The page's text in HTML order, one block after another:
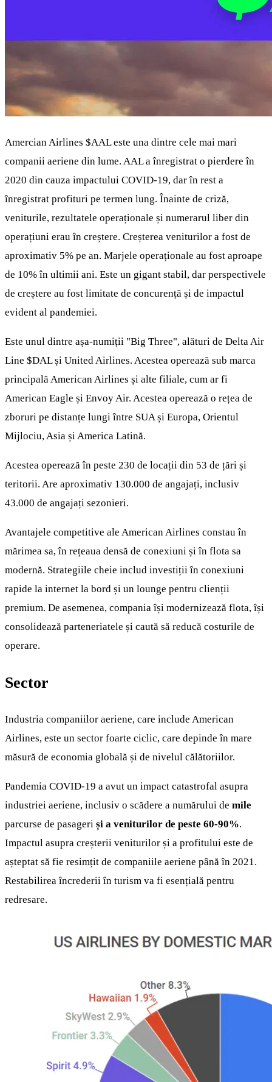
Amercian Airlines $AALeste una dintre cele mai mari
companii aeriene din lume. AAL a înregistrat o pierdere în
2020 din cauza impactului COVID-19, dar în rest a
înregistrat profituri pe termen lung. Înainte de criză,
veniturile, rezultatele operaționale și numerarul liber din
operațiuni erau în creștere. Creșterea veniturilor a fost de
aproximativ 5% pe an. Marjele operaționale au fost aproape
de 10% în ultimii ani. Este un gigant stabil, dar perspectivele
de creștere au fost limitate de concurență și de impactul
evident al pandemiei.
Este unul dintre așa-numiții "Big Three", alături de Delta Air
Line $DALși United Airlines. Acestea operează sub marca
principală American Airlines și alte filiale, cum ar fi
American Eagle și Envoy Air. Acestea operează o rețea de
zboruri pe distanțe lungi între SUA și Europa, Orientul
Mijlociu, Asia și America Latină.
Acestea operează în peste 230 de locații din 53 de țări și
teritorii. Are aproximativ 130.000 de angajați, inclusiv
43.000 de angajați sezonieri.
Avantajele competitive ale American Airlines constau în
mărimea sa, în rețeaua densă de conexiuni și în flota sa
modernă. Strategiile cheie includ investiții în conexiuni
rapide la internet la bord și un lounge pentru clienții
premium. De asemenea, compania își modernizează flota, își
consolidează parteneriatele și caută să reducă costurile de
operare.
Sector
Industria companiilor aeriene, care include American
Airlines, este un sector foarte ciclic, care depinde în mare
măsură de economia globală și de nivelul călătoriilor.
Pandemia COVID-19 a avut un impact catastrofal asupra
industriei aeriene, inclusiv o scădere a numărului de mile
parcurse de pasageri și a veniturilor de peste 60-90%.
Impactul asupra creșterii veniturilor și a profitului este de
așteptat să fie resimțit de companiile aeriene până în 2021.
Restabilirea încrederii în turism va fi esențială pentru
redresare.